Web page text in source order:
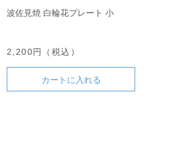
波佐見焼 白輪花プレート 小
2,200円（税込）
カートに入れる